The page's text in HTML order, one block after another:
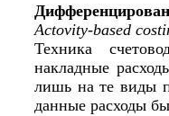
Actovity-based
Техника
накладные
лишь на те виды
данные расходы